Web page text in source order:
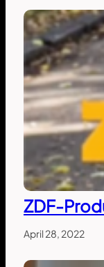
ZDF-
April 28, 2022